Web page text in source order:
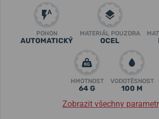
POHON
AUTOMATICKÝ
MATERIÁL POUZDRA
OCEL
HMOTNOST
64 G
VODOTĚSNOST
100 M
Zobrazit všechny